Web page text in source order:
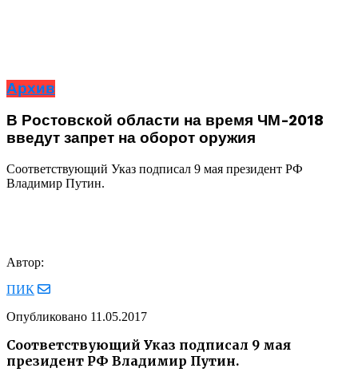
Архив
В Ростовской области на время ЧМ-2018
введут запрет на оборот оружия
Соответствующий Указ подписал 9 мая президент РФ
Владимир Путин.
Автор:
ПИК
Опубликовано 11.05.2017
Соответствующий Указ подписал 9 мая
президент РФ Владимир Путин.